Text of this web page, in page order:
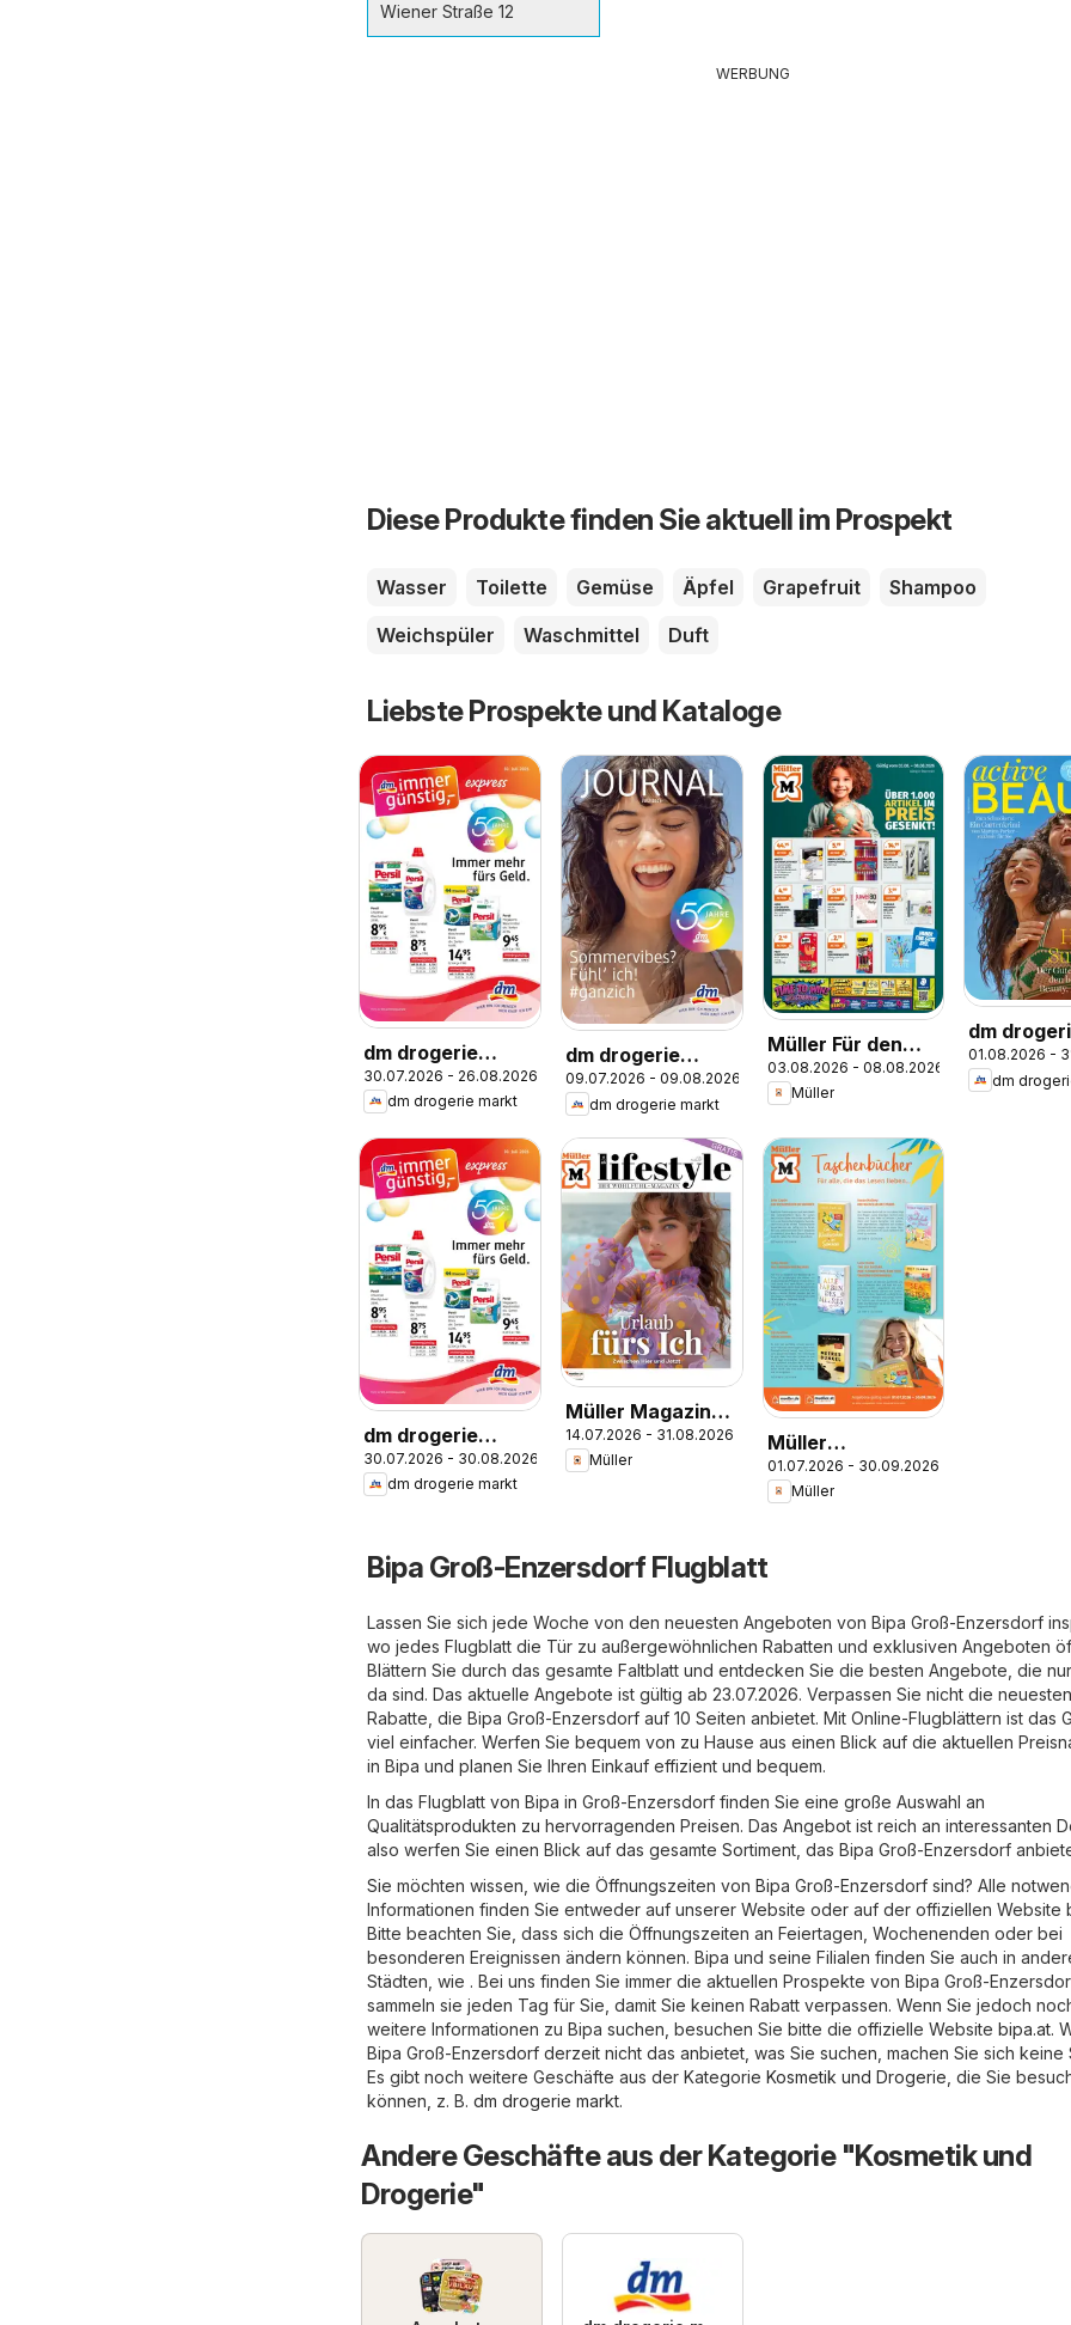
Wiener Straße 12
WERBUNG
Diese Produkte finden Sie aktuell im Prospekt
Wasser Toilette Gemüse Äpfel Grapefruit
Shampoo
Weichspüler
Waschmittel Duft
Liebste Prospekte und Kataloge
dm drogerie
markt Journal
Express August
30.07.2026 - 26.08.2026
dm drogerie markt
dm drogerie
markt Journal Juli
2026
09.07.2026 - 09.08.2026
dm drogerie markt
Müller Für den
perfekten
Schulstart
03.08.2026 - 08.08.2026
Müller
dm
markt
Beauty
01.08.2026 -
dm
dm drogerie
markt Flugblatt
August 2026
30.07.2026 - 30.08.2026
dm drogerie markt
Müller Magazine
Lifestyle 4/26
14.07.2026 - 31.08.2026
Müller
Müller
Taschenbücher
01.07.2026 - 30.09.2026
Müller
Bipa Groß-Enzersdorf Flugblatt
Lassen Sie sich jede Woche von den neuesten Angeboten von Bipa Groß-Enzersdorf
wo jedes Flugblatt die Tür zu außergewöhnlichen Rabatten und exklusiven Angeboten
Blättern Sie durch das gesamte Faltblatt und entdecken Sie die besten Angebote, die
da sind. Das aktuelle Angebote ist gültig ab 23.07.2026. Verpassen Sie nicht die neuesten
Rabatte, die Bipa Groß-Enzersdorf auf 10 Seiten anbietet. Mit Online-Flugblättern ist das
viel einfacher. Werfen Sie bequem von zu Hause aus einen Blick auf die aktuellen
in Bipa und planen Sie Ihren Einkauf effizient und bequem.
In das Flugblatt von Bipa in Groß-Enzersdorf finden Sie eine große Auswahl an
Qualitätsprodukten zu hervorragenden Preisen. Das Angebot ist reich an interessanten
also werfen Sie einen Blick auf das gesamte Sortiment, das Bipa Groß-Enzersdorf
Sie möchten wissen, wie die Öffnungszeiten von Bipa Groß-Enzersdorf sind? Alle
Informationen finden Sie entweder auf unserer Website oder auf der offiziellen Website
Bitte beachten Sie, dass sich die Öffnungszeiten an Feiertagen, Wochenenden oder bei
besonderen Ereignissen ändern können. Bipa und seine Filialen finden Sie auch in
Städten, wie . Bei uns finden Sie immer die aktuellen Prospekte von Bipa Groß-
sammeln sie jeden Tag für Sie, damit Sie keinen Rabatt verpassen. Wenn Sie jedoch
weitere Informationen zu Bipa suchen, besuchen Sie bitte die offizielle Website bipa.at.
Bipa Groß-Enzersdorf derzeit nicht das anbietet, was Sie suchen, machen Sie sich keine
Es gibt noch weitere Geschäfte aus der Kategorie Kosmetik und Drogerie , die Sie
können, z. B. dm drogerie markt.
Andere Geschäfte aus der Kategorie "Kosmetik und
Drogerie"